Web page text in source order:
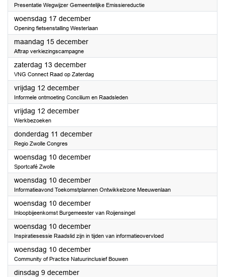
Presentatie Wegwijzer Gemeentelijke Emissiereductie
woensdag 17 december2025
Opening fietsenstalling Westerlaan
maandag 15 december2025
Aftrap verkiezingscampagne
zaterdag 13 december2025
VNG Connect Raad op Zaterdag
vrijdag 12 december2025
Informele ontmoeting Concilium en Raadsleden
vrijdag 12 december2025
Werkbezoeken
donderdag 11 december2025
Regio Zwolle Congres
woensdag 10 december2025
Sportcafé Zwolle
woensdag 10 december2025
Informatieavond Toekomstplannen Ontwikkelzone Meeuwenlaan
woensdag 10 december2025
Inloopbijeenkomst Burgemeester van Roijensingel
woensdag 10 december2025
Inspiratiesessie Raadslid zijn in tijden van informatieovervloed
woensdag 10 december2025
Community of Practice Natuurinclusief Bouwen
dinsdag 9 december2025